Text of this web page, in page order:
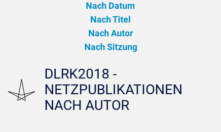
Nach Datum
Nach Titel
Nach Autor
Nach Sitzung
DLRK2018 -
NETZPUBLIKATIONEN
NACH AUTOR